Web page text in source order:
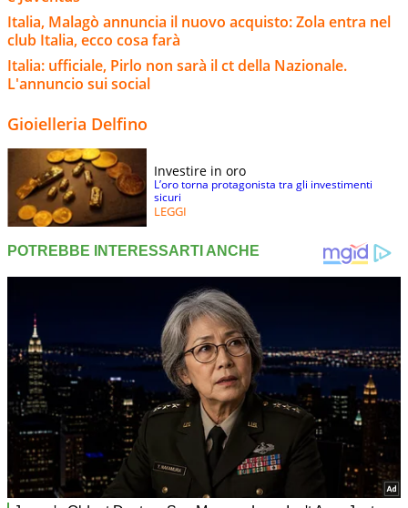
Italia, Malagò annuncia il nuovo acquisto: Zola entra nel
club Italia, ecco cosa farà
Italia: ufficiale, Pirlo non sarà il ct della Nazionale.
L'annuncio sui social
Gioielleria Delfino
Investire in oro
L’oro torna protagonista tra gli investimenti
sicuri
LEGGI